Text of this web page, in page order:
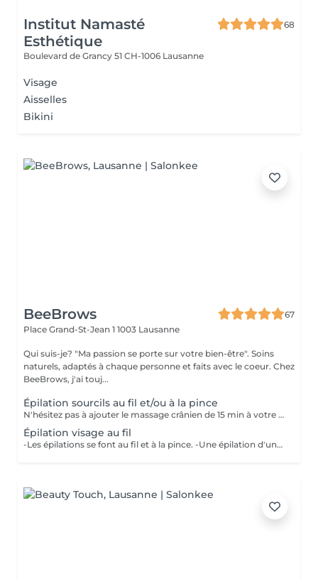
Institut Namasté
Esthétique
68
Boulevard de Grancy 51 CH-1006 Lausanne
Visage
Aisselles
Bikini
BeeBrows
67
Place Grand-St-Jean 1 1003 Lausanne
Qui suis-je? "Ma passion se porte sur votre bien-être". Soins
naturels, adaptés à chaque personne et faits avec le coeur. Chez
BeeBrows, j'ai touj...
Épilation sourcils au fil et/ou à la pince
N'hésitez pas à ajouter le massage crânien de 15 min à votre épilation. Parfait pour repartir détendue et avec de beaux sourcils. Rubrique Head Spa : Little Nap
Épilation visage au fil
-Les épilations se font au fil et à la pince. -Une épilation d'une partie du visage ajoutée à une prestation sourcils obtient une déduction au moment de régler sur place. N'hésitez pas à ajouter le massage crânien de 15 min à votre épilation. Parfait pour repartir détendue. Rubrique Head Spa : Little Nap